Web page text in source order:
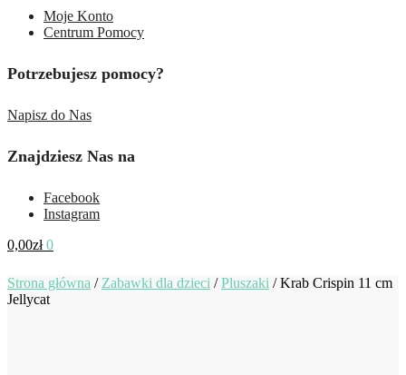
Moje Konto
Centrum Pomocy
Potrzebujesz pomocy?
Napisz do Nas
Znajdziesz Nas na
Facebook
Instagram
0,00zł 0
Strona główna / Zabawki dla dzieci /Pluszaki /Krab Crispin 11 cm
Jellycat